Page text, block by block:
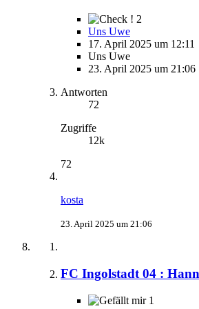
2
Uns Uwe
17. April 2025 um 12:11
Uns Uwe
23. April 2025 um 21:06
Antworten
72
Zugriffe
12k
72
kosta
23. April 2025 um 21:06
FC Ingolstadt 04 :
1